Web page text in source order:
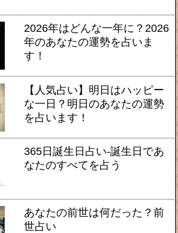
2026年はどんな一年に？2026
年のあなたの運勢を占いま
す！
【人気占い】明日はハッピー
な一日？明日のあなたの運勢
を占います！
365日誕生日占い-誕生日であ
なたのすべてを占う
あなたの前世は何だった？前
世占い